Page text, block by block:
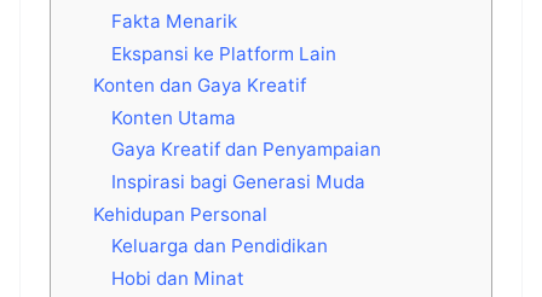
Fakta Menarik
Ekspansi ke Platform Lain
Konten dan Gaya Kreatif
Konten Utama
Gaya Kreatif dan Penyampaian
Inspirasi bagi Generasi Muda
Kehidupan Personal
Keluarga dan Pendidikan
Hobi dan Minat